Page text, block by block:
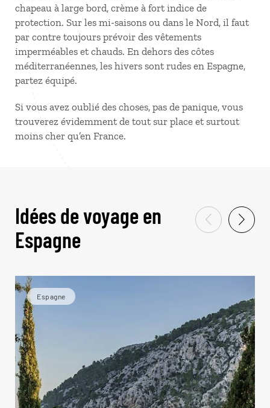
chapeau à large bord, crème à fort indice de
protection. Sur les mi-saisons ou dans le Nord, il faut
par contre toujours prévoir des vêtements
imperméables et chauds. En dehors des côtes
méditerranéennes, les hivers sont rudes en Espagne,
partez équipé.
Si vous avez oublié des choses, pas de panique, vous
trouverez évidemment de tout sur place et surtout
moins cher qu’en France.
Idées de voyage en
Espagne
Espagne